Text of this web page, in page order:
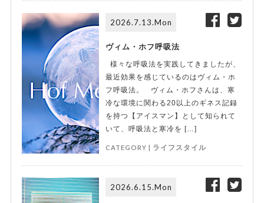
2026.7.13.Mon
ヴィム・ホフ呼吸法
様々な呼吸法を実践してきましたが、
最近効果を感じているのはヴィム・ホ
フ呼吸法。 ヴィム・ホフさんは、寒
冷な環境に関わる20以上のギネス記録
を持つ【アイスマン】として知られて
いて、呼吸法と寒冷を […]
CATEGORY | ライフスタイル
2026.6.15.Mon